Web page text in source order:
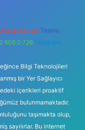
Teams:
606 0 726 Telegram:
Bilgi Teknolojileri
bir Yer Sağlayıcı
içerikleri proaktif
bulunmamaktadır.
taşımakta olup,
sayılırlar. Bu internet